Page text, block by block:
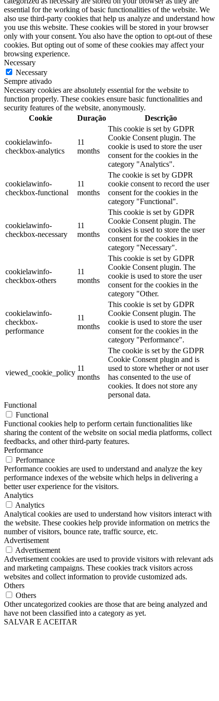
essential for the working of basic functionalities of the website. We
also use third-party cookies that help us analyze and understand how
you use this website. These cookies will be stored in your browser
only with your consent. You also have the option to opt-out of these
cookies. But opting out of some of these cookies may affect your
browsing experience.
Necessary
Necessary
Sempre ativado
Necessary cookies are absolutely essential for the website to
function properly. These cookies ensure basic functionalities and
security features of the website, anonymously.
Cookie
Duração Descrição
cookielawinfo-
checkbox-analytics
11
months
This cookie is set by GDPR
Cookie Consent plugin. The
cookie is used to store the user
consent for the cookies in the
category "Analytics".
cookielawinfo-
checkbox-functional
11
months
The cookie is set by GDPR
cookie consent to record the user
consent for the cookies in the
category "Functional".
cookielawinfo-
checkbox-necessary
11
months
This cookie is set by GDPR
Cookie Consent plugin. The
cookies is used to store the user
consent for the cookies in the
category "Necessary".
cookielawinfo-
checkbox-others
11
months
This cookie is set by GDPR
Cookie Consent plugin. The
cookie is used to store the user
consent for the cookies in the
category "Other.
cookielawinfo-
checkbox-
performance
11
months
This cookie is set by GDPR
Cookie Consent plugin. The
cookie is used to store the user
consent for the cookies in the
category "Performance".
viewed_cookie_policy
11
months
The cookie is set by the GDPR
Cookie Consent plugin and is
used to store whether or not user
has consented to the use of
cookies. It does not store any
personal data.
Functional
Functional
Functional cookies help to perform certain functionalities like
sharing the content of the website on social media platforms, collect
feedbacks, and other third-party features.
Performance
Performance
Performance cookies are used to understand and analyze the key
performance indexes of the website which helps in delivering a
better user experience for the visitors.
Analytics
Analytics
Analytical cookies are used to understand how visitors interact with
the website. These cookies help provide information on metrics the
number of visitors, bounce rate, traffic source, etc.
Advertisement
Advertisement
Advertisement cookies are used to provide visitors with relevant ads
and marketing campaigns. These cookies track visitors across
websites and collect information to provide customized ads.
Others
Others
Other uncategorized cookies are those that are being analyzed and
have not been classified into a category as yet.
SALVAR E ACEITAR